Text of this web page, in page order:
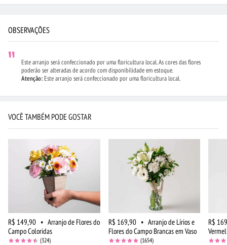
OBSERVAÇÕES
Este arranjo será confeccionado por uma floricultura local. As cores das flores
poderão ser alteradas de acordo com disponibilidade em estoque.
Atenção:Este arranjo será confeccionado por uma floricultura local.
VOCÊ TAMBÉM PODE GOSTAR
R$ 149,90 • Arranjo de Flores do
Campo Coloridas
(324)
R$ 169,90 • Arranjo de Lírios e
Flores do Campo Brancas em Vaso
(1654)
R$